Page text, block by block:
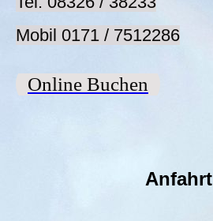
Mobil 0171 / 7512286
Online Buchen
Anfahrt